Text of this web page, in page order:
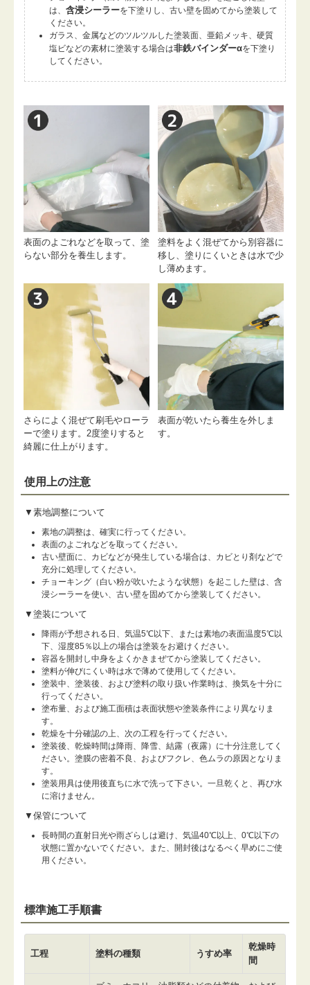
は、 含浸シーラーを下塗りし、古い壁を固めてから塗装して
ください。
ガラス、金属などのツルツルした塗装面、亜鉛メッキ、硬質
塩ビなどの素材に塗装する場合は非鉄バインダーαを下塗り
してください。
表面のよごれなどを取って、塗
らない部分を養生します。
塗料をよく混ぜてから別容器に
移し、塗りにくいときは水で少
し薄めます。
さらによく混ぜて刷毛やローラ
ーで塗ります。2度塗りすると
綺麗に仕上がります。
表面が乾いたら養生を外しま
す。
使用上の注意
▼素地調整について
素地の調整は、確実に行ってください。
表面のよごれなどを取ってください。
古い壁面に、カビなどが発生している場合は、カビとり剤などで
充分に処理してください。
チョーキング（白い粉が吹いたような状態）を起こした壁は、含
浸シーラーを使い、古い壁を固めてから塗装してください。
▼塗装について
降雨が予想される日、気温5℃以下、または素地の表面温度5℃以
下、湿度85％以上の場合は塗装をお避けください。
容器を開封し中身をよくかきまぜてから塗装してください。
塗料が伸びにくい時は水で薄めて使用してください。
塗装中、塗装後、および塗料の取り扱い作業時は、換気を十分に
行ってください。
塗布量、および施工面積は表面状態や塗装条件により異なりま
す。
乾燥を十分確認の上、次の工程を行ってください。
塗装後、乾燥時間は降雨、降雪、結露（夜露）に十分注意してく
ださい。塗膜の密着不良、およびフクレ、色ムラの原因となりま
す。
塗装用具は使用後直ちに水で洗って下さい。一旦乾くと、再び水
に溶けません。
▼保管について
長時間の直射日光や雨ざらしは避け、気温40℃以上、0℃以下の
状態に置かないでください。また、開封後はなるべく早めにご使
用ください。
標準施工手順書
工程 塗料の種類 うすめ率
乾燥時
間